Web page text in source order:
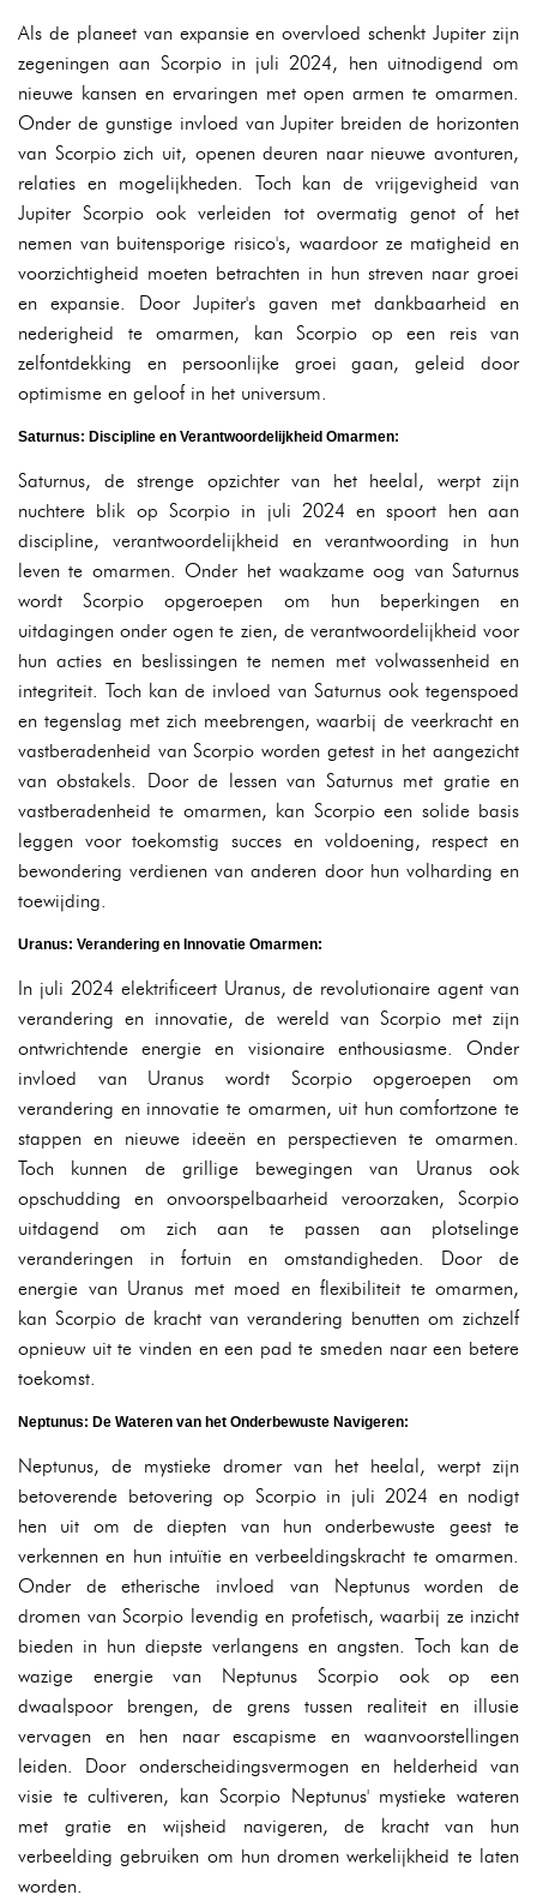
Als de planeet van expansie en overvloed schenkt Jupiter zijn
zegeningen aan Scorpio in juli 2024, hen uitnodigend om
nieuwe kansen en ervaringen met open armen te omarmen.
Onder de gunstige invloed van Jupiter breiden de horizonten
van Scorpio zich uit, openen deuren naar nieuwe avonturen,
relaties en mogelijkheden. Toch kan de vrijgevigheid van
Jupiter Scorpio ook verleiden tot overmatig genot of het
nemen van buitensporige risico's, waardoor ze matigheid en
voorzichtigheid moeten betrachten in hun streven naar groei
en expansie. Door Jupiter's gaven met dankbaarheid en
nederigheid te omarmen, kan Scorpio op een reis van
zelfontdekking en persoonlijke groei gaan, geleid door
optimisme en geloof in het universum.
Saturnus: Discipline en Verantwoordelijkheid Omarmen:
Saturnus, de strenge opzichter van het heelal, werpt zijn
nuchtere blik op Scorpio in juli 2024 en spoort hen aan
discipline, verantwoordelijkheid en verantwoording in hun
leven te omarmen. Onder het waakzame oog van Saturnus
wordt Scorpio opgeroepen om hun beperkingen en
uitdagingen onder ogen te zien, de verantwoordelijkheid voor
hun acties en beslissingen te nemen met volwassenheid en
integriteit. Toch kan de invloed van Saturnus ook tegenspoed
en tegenslag met zich meebrengen, waarbij de veerkracht en
vastberadenheid van Scorpio worden getest in het aangezicht
van obstakels. Door de lessen van Saturnus met gratie en
vastberadenheid te omarmen, kan Scorpio een solide basis
leggen voor toekomstig succes en voldoening, respect en
bewondering verdienen van anderen door hun volharding en
toewijding.
Uranus: Verandering en Innovatie Omarmen:
In juli 2024 elektrificeert Uranus, de revolutionaire agent van
verandering en innovatie, de wereld van Scorpio met zijn
ontwrichtende energie en visionaire enthousiasme. Onder
invloed van Uranus wordt Scorpio opgeroepen om
verandering en innovatie te omarmen, uit hun comfortzone te
stappen en nieuwe ideeën en perspectieven te omarmen.
Toch kunnen de grillige bewegingen van Uranus ook
opschudding en onvoorspelbaarheid veroorzaken, Scorpio
uitdagend om zich aan te passen aan plotselinge
veranderingen in fortuin en omstandigheden. Door de
energie van Uranus met moed en flexibiliteit te omarmen,
kan Scorpio de kracht van verandering benutten om zichzelf
opnieuw uit te vinden en een pad te smeden naar een betere
toekomst.
Neptunus: De Wateren van het Onderbewuste Navigeren:
Neptunus, de mystieke dromer van het heelal, werpt zijn
betoverende betovering op Scorpio in juli 2024 en nodigt
hen uit om de diepten van hun onderbewuste geest te
verkennen en hun intuïtie en verbeeldingskracht te omarmen.
Onder de etherische invloed van Neptunus worden de
dromen van Scorpio levendig en profetisch, waarbij ze inzicht
bieden in hun diepste verlangens en angsten. Toch kan de
wazige energie van Neptunus Scorpio ook op een
dwaalspoor brengen, de grens tussen realiteit en illusie
vervagen en hen naar escapisme en waanvoorstellingen
leiden. Door onderscheidingsvermogen en helderheid van
visie te cultiveren, kan Scorpio Neptunus' mystieke wateren
met gratie en wijsheid navigeren, de kracht van hun
verbeelding gebruiken om hun dromen werkelijkheid te laten
worden.